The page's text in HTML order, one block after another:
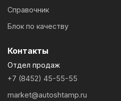
Справочник
Блок по качеству
Контакты
Отдел продаж
+7 (8452) 45-55-55
market@autoshtamp.ru